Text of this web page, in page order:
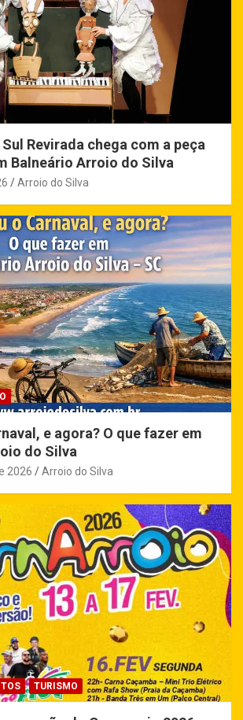
Revirada chega com a peça
Balneário Arroio do Silva
Arroio do Silva
e agora? O que fazer em
do Silva
2026 Arroio do Silva
TURISMO